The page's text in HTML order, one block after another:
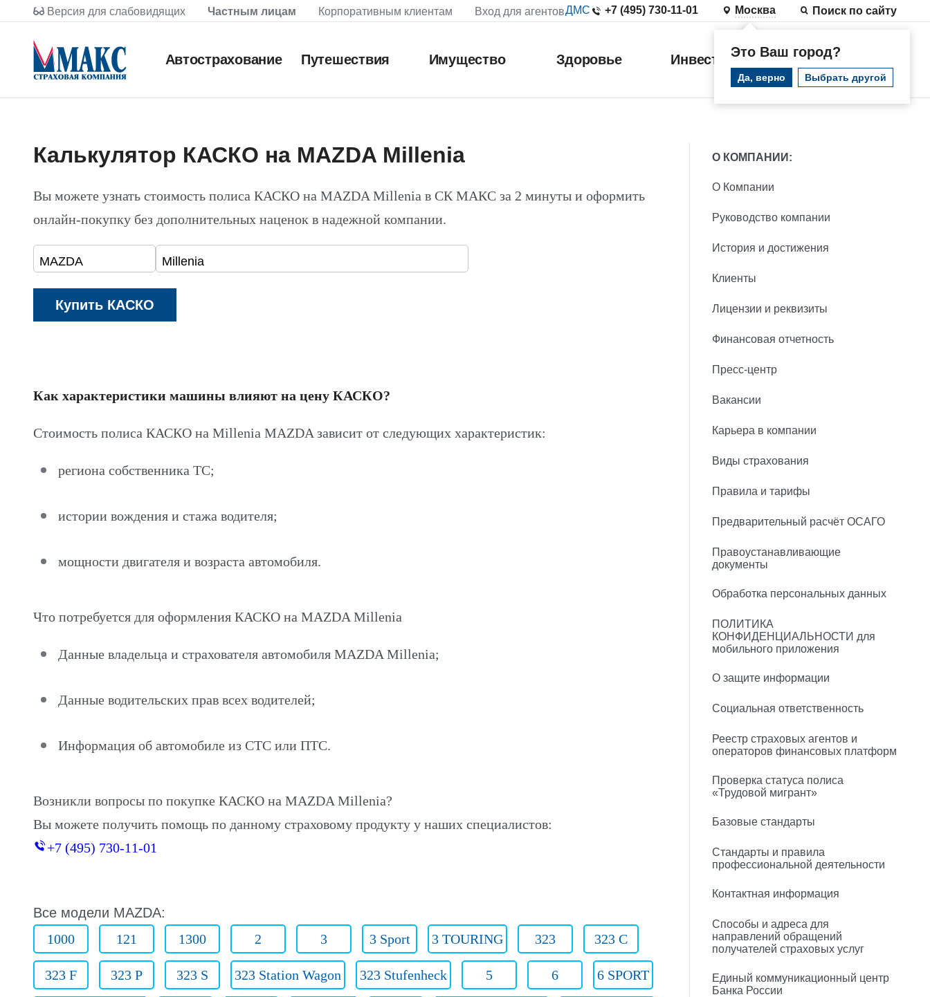
Версия для слабовидящих Частным лицам Корпоративным клиентам Вход для агентовДМС +7 (495) 730-11-01 Москва
Это Ваш город?
Да, верно Выбрать другой
Поиск по сайту
Автострахование Путешествия Имущество Здоровье Инвестиции
Калькулятор КАСКО на MAZDA Millenia
Вы можете узнать стоимость полиса КАСКО на MAZDA Millenia в СК МАКС за 2 минуты и оформить
онлайн-покупку без дополнительных наценок в надежной компании.
Как характеристики машины влияют на цену КАСКО?
Стоимость полиса КАСКО на Millenia MAZDA зависит от следующих характеристик:
региона собственника ТС;
истории вождения и стажа водителя;
мощности двигателя и возраста автомобиля.
Что потребуется для оформления КАСКО на MAZDA Millenia
Данные владельца и страхователя автомобиля MAZDA Millenia;
Данные водительских прав всех водителей;
Информация об автомобиле из СТС или ПТС.
Возникли вопросы по покупке КАСКО на MAZDA Millenia?
Вы можете получить помощь по данному страховому продукту у наших специалистов:
+7 (495) 730-11-01
Все модели MAZDA:
1000
121 1300 2 3 3 Sport 3 TOURING 323 323 C
323 F 323 P 323 S 323 Station Wagon 323 Stufenheck 5 6 6 SPORT
О КОМПАНИИ:
О Компании
Руководство компании
История и достижения
Клиенты
Лицензии и реквизиты
Финансовая отчетность
Пресс-центр
Вакансии
Карьера в компании
Виды страхования
Правила и тарифы
Предварительный расчёт ОСАГО
Правоустанавливающие
документы
Обработка персональных данных
ПОЛИТИКА
КОНФИДЕНЦИАЛЬНОСТИ для
мобильного приложения
О защите информации
Социальная ответственность
Реестр страховых агентов и
операторов финансовых платформ
Проверка статуса полиса
«Трудовой мигрант»
Базовые стандарты
Стандарты и правила
профессиональной деятельности
Контактная информация
Способы и адреса для
направлений обращений
получателей страховых услуг
Единый коммуникационный центр
Банка России